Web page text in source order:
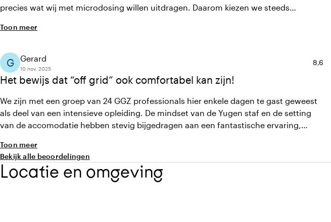
precies wat wij met microdosing willen uitdragen. Daarom kiezen we steeds
transformatie en bewust leven
Toon meer
Het bewijs dat “off grid” ook comfortabel kan zijn!
G Gerard
10 nov. 2025
8,6
We zijn met een groep van 24 GGZ professionals hier enkele dagen te gast geweest
als deel van een intensieve opleiding. De mindset van de Yugen staf en de setting
van de accomodatie hebben stevig bijgedragen aan een fantastische ervaring,
Toon meer
Bekijk alle beoordelingen
Locatie en omgeving